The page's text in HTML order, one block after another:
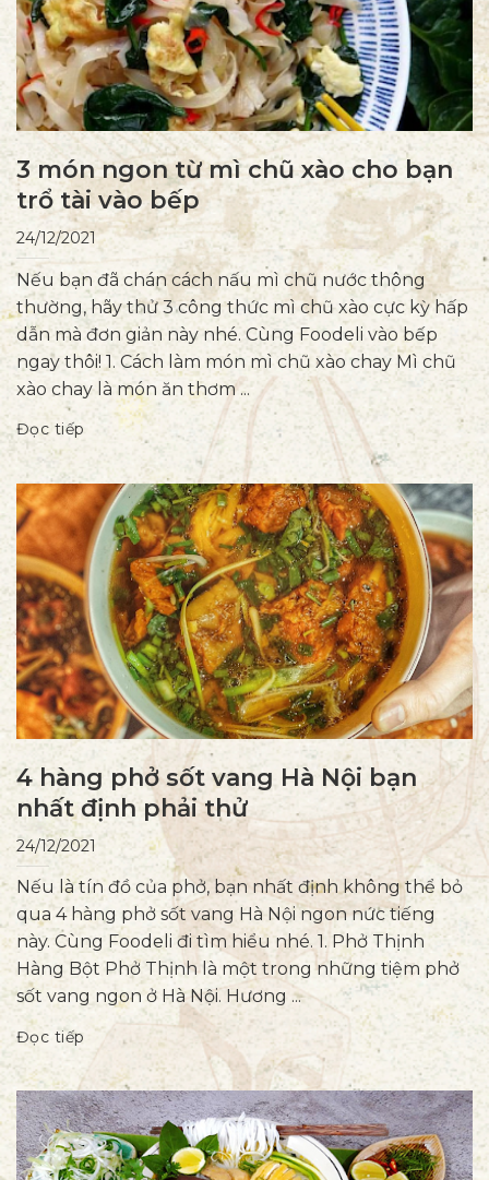
3 món ngon từ mì chũ xào cho bạn
trổ tài vào bếp
24/12/2021
Nếu bạn đã chán cách nấu mì chũ nước thông
thường, hãy thử 3 công thức mì chũ xào cực kỳ hấp
dẫn mà đơn giản này nhé. Cùng Foodeli vào bếp
ngay thôi! 1. Cách làm món mì chũ xào chay Mì chũ
xào chay là món ăn thơm ...
Đọc tiếp
4 hàng phở sốt vang Hà Nội bạn
nhất định phải thử
24/12/2021
Nếu là tín đồ của phở, bạn nhất định không thể bỏ
qua 4 hàng phở sốt vang Hà Nội ngon nức tiếng
này. Cùng Foodeli đi tìm hiểu nhé. 1. Phở Thịnh
Hàng Bột Phở Thịnh là một trong những tiệm phở
sốt vang ngon ở Hà Nội. Hương ...
Đọc tiếp